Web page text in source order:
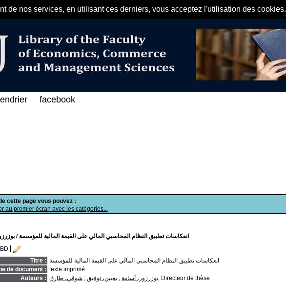
de nos services, en utilisant ces derniers, vous acceptez l'utilisation des cookies.
مرحبا بكم في الفهرس الإلكتروني على
cette page vous pouvez :
au premier écran avec les catégories...
انعكاسات تطبيق النظام المحاسبي المالي على القيمة المالية للمؤسسة /
Titre : انعكاسات تطبيق النظام المحاسبي المالي على القيمة المالية للمؤسسة
de document : texte imprimé
Auteurs :
بوزرزور، أسامة ; بعيبن، توفيق ; شوقي، طارق
, Directeur de thèse
facebook.